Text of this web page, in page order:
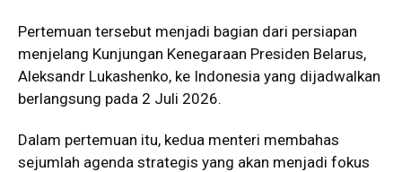
Pertemuan tersebut menjadi bagian dari persiapan
menjelang Kunjungan Kenegaraan Presiden Belarus,
Aleksandr Lukashenko, ke Indonesia yang dijadwalkan
berlangsung pada 2 Juli 2026.
Dalam pertemuan itu, kedua menteri membahas
sejumlah agenda strategis yang akan menjadi fokus